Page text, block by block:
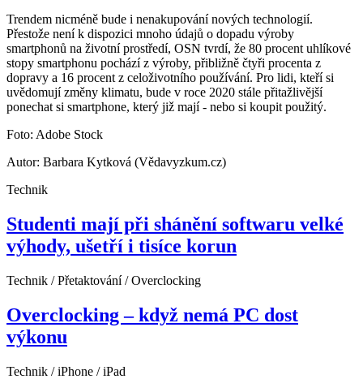
Trendem nicméně bude i nenakupování nových technologií.
Přestože není k dispozici mnoho údajů o dopadu výroby
smartphonů na životní prostředí, OSN tvrdí, že 80 procent uhlíkové
stopy smartphonu pochází z výroby, přibližně čtyři procenta z
dopravy a 16 procent z celoživotního používání. Pro lidi, kteří si
uvědomují změny klimatu, bude v roce 2020 stále přitažlivější
ponechat si smartphone, který již mají - nebo si koupit použitý.
Foto: Adobe Stock
Autor: Barbara Kytková (Vědavyzkum.cz)
Technik
Studenti mají při shánění softwaru velké
výhody, ušetří i tisíce korun
Technik / Přetaktování / Overclocking
Overclocking – když nemá PC dost
výkonu
Technik / iPhone / iPad